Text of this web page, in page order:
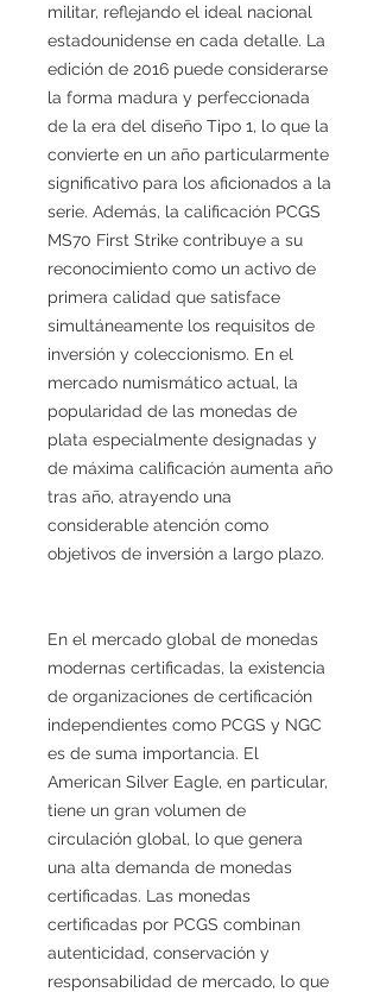
militar, reflejando el ideal nacional
estadounidense en cada detalle. La
edición de 2016 puede considerarse
la forma madura y perfeccionada
de la era del diseño Tipo 1, lo que la
convierte en un año particularmente
significativo para los aficionados a la
serie. Además, la calificación PCGS
MS70 First Strike contribuye a su
reconocimiento como un activo de
primera calidad que satisface
simultáneamente los requisitos de
inversión y coleccionismo. En el
mercado numismático actual, la
popularidad de las monedas de
plata especialmente designadas y
de máxima calificación aumenta año
tras año, atrayendo una
considerable atención como
objetivos de inversión a largo plazo.
En el mercado global de monedas
modernas certificadas, la existencia
de organizaciones de certificación
independientes como PCGS y NGC
es de suma importancia. El
American Silver Eagle, en particular,
tiene un gran volumen de
circulación global, lo que genera
una alta demanda de monedas
certificadas. Las monedas
certificadas por PCGS combinan
autenticidad, conservación y
responsabilidad de mercado, lo que